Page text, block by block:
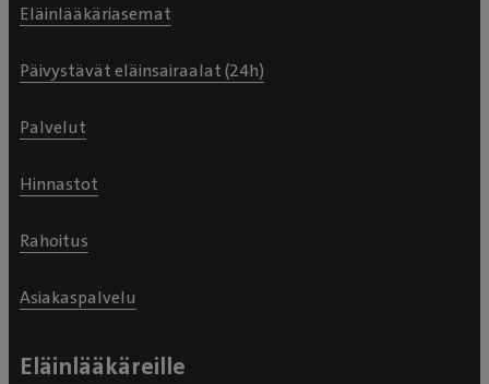
Eläinlääkäriasemat
Päivystävät eläinsairaalat (24h)
Palvelut
Hinnastot
Rahoitus
Asiakaspalvelu
Eläinlääkäreille